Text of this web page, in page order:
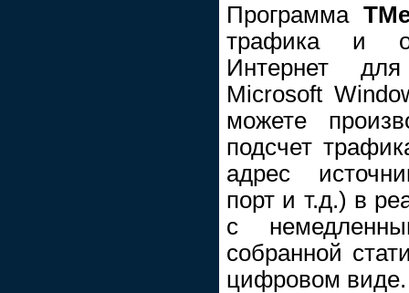
Программа
трафика и
Интернет
Microsoft
можете
подсчет
адрес
порт и т.д.) в
с
собранной
цифровом виде.